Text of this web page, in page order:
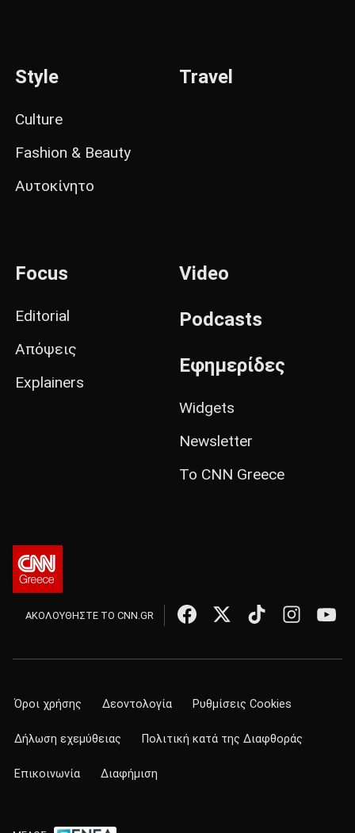
Style
Culture
Fashion & Beauty
Αυτοκίνητο
Travel
Focus
Editorial
Απόψεις
Explainers
Video
Podcasts
Εφημερίδες
Widgets
Newsletter
Το CNN Greece
ΑΚΟΛΟΥΘΗΣΤΕ ΤΟ CNN.GR
Όροι χρήσης Δεοντολογία Ρυθμίσεις Cookies
Δήλωση εχεμύθειας Πολιτική κατά της Διαφθοράς
Επικοινωνία Διαφήμιση